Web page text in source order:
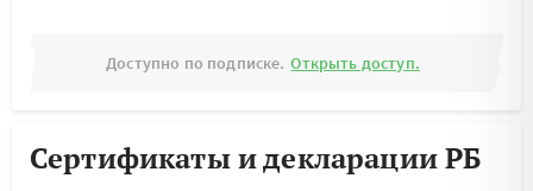
Доступно по подписке. Открыть доступ.
Сертификаты и декларации РБ